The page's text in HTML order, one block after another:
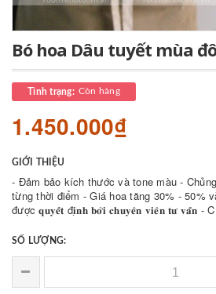
Bó hoa Dâu tuyết mùa
Tình trạng: Còn hàng
1.450.000₫
GIỚI THIỆU
- Đảm bảo kích thước và tone màu -
từng thời điểm - Giá hoa tăng 30% - 50%
được 𝐪𝐮𝐲𝐞̂́𝐭 đ𝐢̣𝐧𝐡 𝐛𝐨̛̉𝐢 𝐜𝐡𝐮𝐲𝐞̂𝐧 𝐯𝐢𝐞̂𝐧 𝐭𝐮̛ 𝐯𝐚̂́𝐧 -
SỐ LƯỢNG: